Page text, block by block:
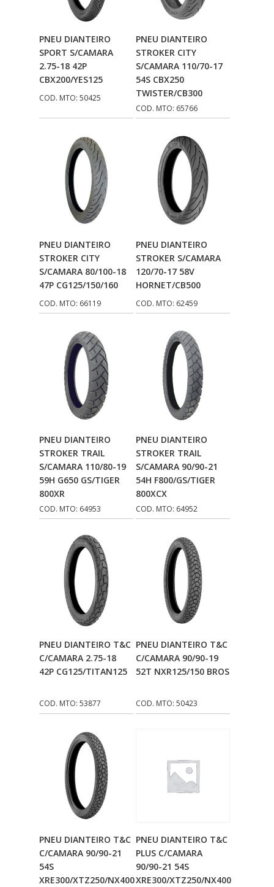
Adicionar Ao
Carrinho
PNEU DIANTEIRO
SPORT S/CAMARA
2.75-18 42P
CBX200/YES125
COD. MTO: 50425
Adicionar Ao
Carrinho
PNEU DIANTEIRO
STROKER CITY
S/CAMARA 110/70-17
54S CBX250
TWISTER/CB300
COD. MTO: 65766
Adicionar Ao
Carrinho
PNEU DIANTEIRO
STROKER CITY
S/CAMARA 80/100-18
47P CG125/150/160
COD. MTO: 66119
Adicionar Ao
Carrinho
PNEU DIANTEIRO
STROKER S/CAMARA
120/70-17 58V
HORNET/CB500
COD. MTO: 62459
Adicionar Ao
Carrinho
PNEU DIANTEIRO
STROKER TRAIL
S/CAMARA 110/80-19
59H G650 GS/TIGER
800XR
COD. MTO: 64953
Adicionar Ao
Carrinho
PNEU DIANTEIRO
STROKER TRAIL
S/CAMARA 90/90-21
54H F800/GS/TIGER
800XCX
COD. MTO: 64952
Adicionar Ao
Carrinho
PNEU DIANTEIRO T&C
C/CAMARA 2.75-18
42P CG125/TITAN125
COD. MTO: 53877
Adicionar Ao
Carrinho
PNEU DIANTEIRO T&C
C/CAMARA 90/90-19
52T NXR125/150 BROS
COD. MTO: 50423
Adicionar Ao
Carrinho
PNEU DIANTEIRO T&C
C/CAMARA 90/90-21
54S
XRE300/XTZ250/NX400
Adicionar Ao
Carrinho
PNEU DIANTEIRO T&C
PLUS C/CAMARA
90/90-21 54S
XRE300/XTZ250/NX400